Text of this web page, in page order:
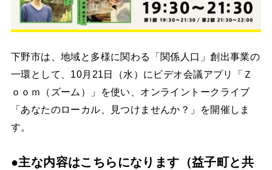
下野市は、地域と多様に関わる「関係人口」創出事業の
一環として、10月21日（水）にビデオ会議アプリ「Ｚ
ｏｏｍ（ズーム）」を使い、オンライントークライブ
「あなたのローカル、見つけませんか？」を開催しま
す。
●主な内容はこちらになります（益子町と共